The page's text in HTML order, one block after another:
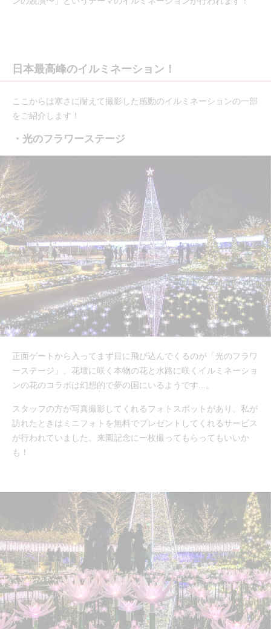
日本最高峰のイルミネーション！
ここからは寒さに耐えて撮影した感動のイルミネーションの一部
をご紹介します！
・光のフラワーステージ
正面ゲートから入ってまず目に飛び込んでくるのが「光のフラワ
ーステージ」。花壇に咲く本物の花と水路に咲くイルミネーショ
ンの花のコラボは幻想的で夢の国にいるようです...。
スタッフの方が写真撮影してくれるフォトスポットがあり、私が
訪れたときはミニフォトを無料でプレゼントしてくれるサービス
が行われていました。来園記念に一枚撮ってもらってもいいか
も！